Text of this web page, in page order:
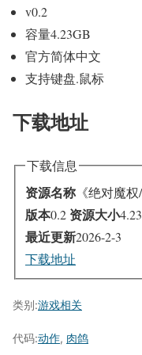
v0.2
容量4.23GB
官方简体中文
支持键盘.鼠标
下载地址
下载信息
资源名称 《绝对魔
版本0.2 资源大小
最近更新2026-2-3
下载地址
类别:游戏相关
代码:动作, 肉鸽